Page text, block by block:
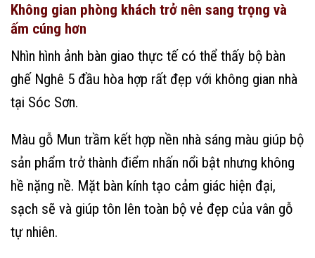
Không gian phòng khách trở nên sang trọng và
ấm cúng hơn
Nhìn hình ảnh bàn giao thực tế có thể thấy bộ bàn
ghế Nghê 5 đầu hòa hợp rất đẹp với không gian nhà
tại Sóc Sơn.
Màu gỗ Mun trầm kết hợp nền nhà sáng màu giúp bộ
sản phẩm trở thành điểm nhấn nổi bật nhưng không
hề nặng nề. Mặt bàn kính tạo cảm giác hiện đại,
sạch sẽ và giúp tôn lên toàn bộ vẻ đẹp của vân gỗ
tự nhiên.